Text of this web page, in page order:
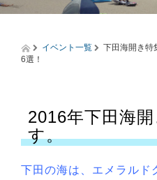
イベント一覧
下田海開き特
6選！
2016年下田海
す。
下田の海は、エメラルド